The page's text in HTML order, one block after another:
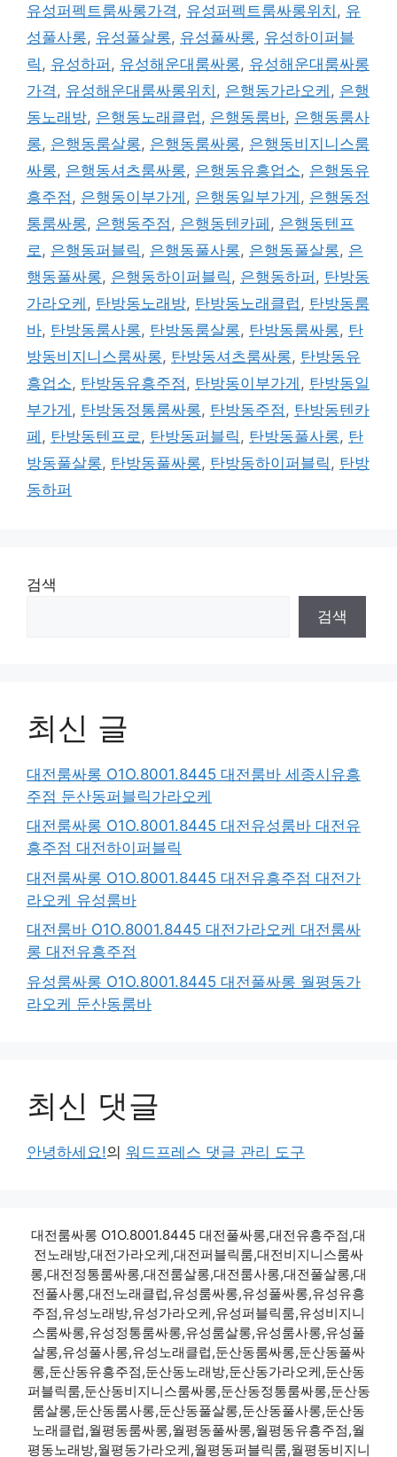
유성퍼펙트룸싸롱가격 , 유성퍼펙트룸싸롱위치 , 유
성풀사롱, 유성풀살롱, 유성풀싸롱, 유성하이퍼블
릭 , 유성하퍼 , 유성해운대룸싸롱, 유성해운대룸싸롱
가격 , 유성해운대룸싸롱위치 , 은행동가라오케 , 은행
동노래방, 은행동노래클럽 , 은행동룸바, 은행동룸사
롱, 은행동룸살롱, 은행동룸싸롱, 은행동비지니스룸
싸롱, 은행동셔츠룸싸롱, 은행동유흥업소, 은행동유
흥주점 , 은행동이부가게 , 은행동일부가게 , 은행동정
통룸싸롱, 은행동주점 , 은행동텐카페 , 은행동텐프
로 , 은행동퍼블릭 , 은행동풀사롱, 은행동풀살롱, 은
행동풀싸롱, 은행동하이퍼블릭 , 은행동하퍼 , 탄방동
가라오케 , 탄방동노래방, 탄방동노래클럽 , 탄방동룸
바, 탄방동룸사롱, 탄방동룸살롱, 탄방동룸싸롱, 탄
방동비지니스룸싸롱, 탄방동셔츠룸싸롱, 탄방동유
흥업소, 탄방동유흥주점 , 탄방동이부가게 , 탄방동일
부가게 , 탄방동정통룸싸롱, 탄방동주점 , 탄방동텐카
페 , 탄방동텐프로 , 탄방동퍼블릭 , 탄방동풀사롱, 탄
방동풀살롱, 탄방동풀싸롱, 탄방동하이퍼블릭 , 탄방
동하퍼
검색
검색
최신 글
대전룸싸롱 O1O.8001.8445 대전룸바 세종시유흥
주점 둔산동퍼블릭가라오케
대전룸싸롱 O1O.8001.8445 대전유성룸바 대전유
흥주점 대전하이퍼블릭
대전룸싸롱 O1O.8001.8445 대전유흥주점 대전가
라오케 유성룸바
대전룸바 O1O.8001.8445 대전가라오케 대전룸싸
롱 대전유흥주점
유성룸싸롱 O1O.8001.8445 대전풀싸롱 월평동가
라오케 둔산동룸바
최신 댓글
안녕하세요!의 워드프레스 댓글 관리 도구
대전룸싸롱 O1O.8001.8445 대전풀싸롱,대전유흥주점,대
전노래방,대전가라오케,대전퍼블릭룸,대전비지니스룸싸
롱,대전정통룸싸롱,대전룸살롱,대전룸사롱,대전풀살롱,대
전풀사롱,대전노래클럽,유성룸싸롱,유성풀싸롱,유성유흥
주점,유성노래방,유성가라오케,유성퍼블릭룸,유성비지니
스룸싸롱,유성정통룸싸롱,유성룸살롱,유성룸사롱,유성풀
살롱,유성풀사롱,유성노래클럽,둔산동룸싸롱,둔산동풀싸
롱,둔산동유흥주점,둔산동노래방,둔산동가라오케,둔산동
퍼블릭룸,둔산동비지니스룸싸롱,둔산동정통룸싸롱,둔산동
룸살롱,둔산동룸사롱,둔산동풀살롱,둔산동풀사롱,둔산동
노래클럽,월평동룸싸롱,월평동풀싸롱,월평동유흥주점,월
평동노래방,월평동가라오케,월평동퍼블릭룸,월평동비지니